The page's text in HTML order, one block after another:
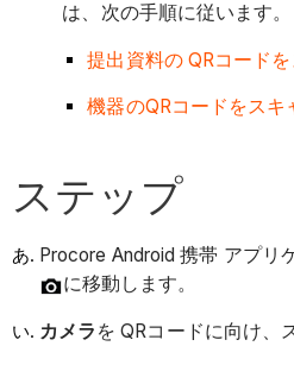
は、次の手順に従います。
提出資料の QRコード
機器のQRコードをスキ
ステップ
Procore Android 携帯 アプリ
に移動します。
カメラ を QRコードに向け、